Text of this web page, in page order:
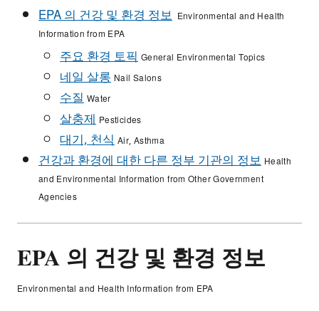
EPA 의 건강 및 환경 정보 Environmental and Health
Information from EPA
주요 환경 토픽General Environmental Topics
네일 살롱Nail Salons
수질Water
살충제 Pesticides
대기, 천식Air, Asthma
건강과 환경에 대한 다른 정부 기관의 정보 Health
and Environmental Information from Other Government
Agencies
EPA 의 건강 및 환경 정보
Environmental and Health Information from EPA